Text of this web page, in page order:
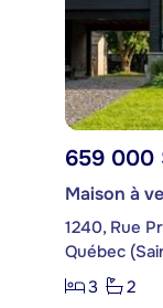
659 000
Maison à
1240, Rue
Québec
3
2